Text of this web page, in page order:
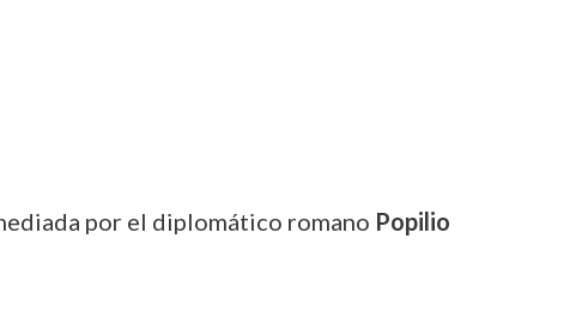
por el diplomático romano Popilio